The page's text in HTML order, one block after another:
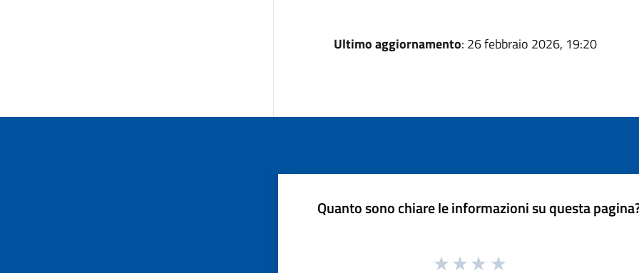
Ultimo aggiornamento: 26 febbraio 2026, 19:20
Quanto sono chiare le informazioni su questa